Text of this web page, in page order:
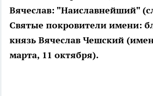
Вячеслав: "Наиславнейший"
Святые покровители имени:
князь Вячеслав Чешский
марта, 11 октября).